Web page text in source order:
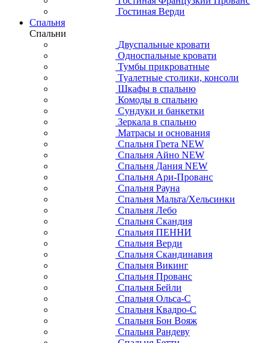
Гостиная Верди
Спальня
Спальни
Двуспальные кровати
Односпальные кровати
Тумбы прикроватные
Туалетные столики, консоли
Шкафы в спальню
Комоды в спальню
Сундуки и банкетки
Зеркала в спальню
Матрасы и основания
Спальня Грета NEW
Спальня Айно NEW
Спальня Дания NEW
Спальня Ари-Прованс
Спальня Рауна
Спальня Мальта/Хельсинки
Спальня Лебо
Спальня Скандия
Спальня ПЕННИ
Спальня Верди
Спальня Скандинавия
Спальня Викинг
Спальня Прованс
Спальня Бейли
Спальня Ольса-С
Спальня Квадро-С
Спальня Бон Вояж
Спальня Рандеву